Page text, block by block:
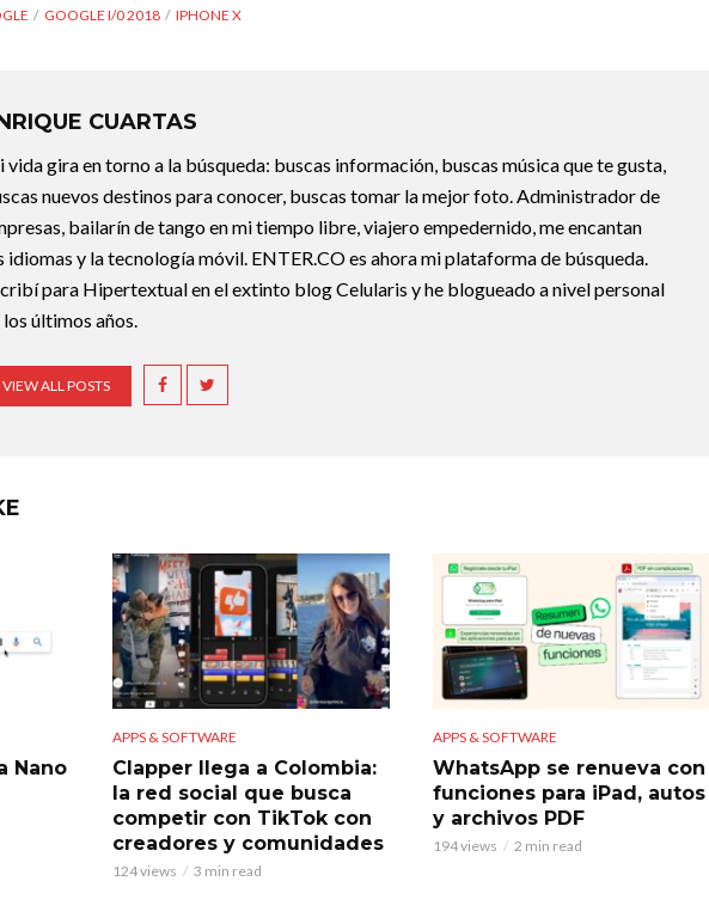
GOOGLE I/0 2018 IPHONE X
CUARTAS
vida gira en torno a la búsqueda: buscas información, buscas música que te gusta,
nuevos destinos para conocer, buscas tomar la mejor foto. Administrador de
bailarín de tango en mi tiempo libre, viajero empedernido, me encantan
idiomas y la tecnología móvil. ENTER.CO es ahora mi plataforma de búsqueda.
para Hipertextual en el extinto blog Celularis y he blogueado a nivel personal
los últimos años.
VIEW ALL POSTS
Nano
APPS & SOFTWARE
Clapper llega a Colombia:
la red social que busca
competir con TikTok con
creadores y comunidades
124 views 3 min read
APPS & SOFTWARE
WhatsApp se renueva con
funciones para iPad, autos
y archivos PDF
194 views 2 min read